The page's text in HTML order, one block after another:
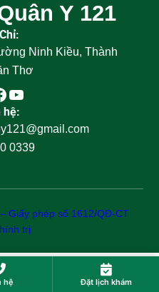
Y 121
Ninh Kiều, Thành
Thơ
hệ:
0339
Giấy phép số 1612/QĐ-CT
trị
hệ Đặt lịch khám